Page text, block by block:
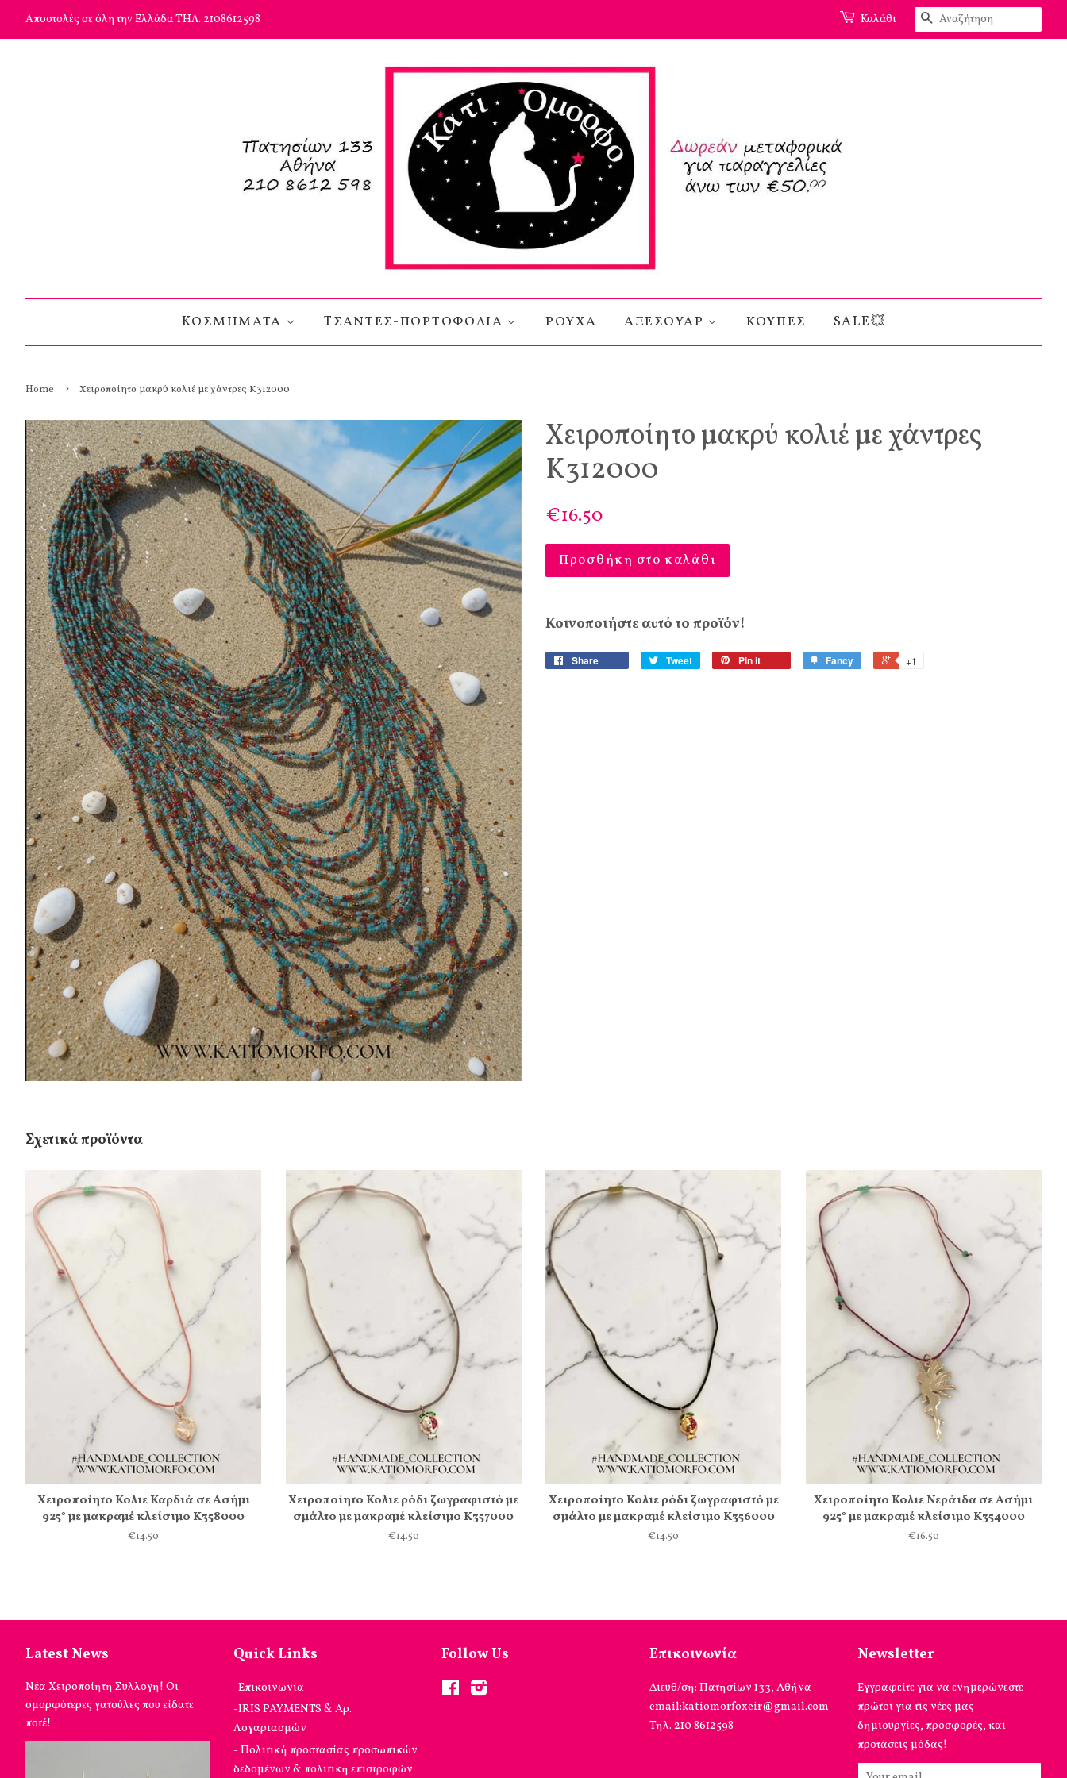
Αποστολές σε όλη την Ελλάδα ΤΗΛ. 2108612598 Καλάθι Αναζήτηση
KΟΣΜΗΜΑΤΑ TΣΑΝΤΕΣ-ΠΟΡΤΟΦΟΛΙΑ ΡΟΥΧΑ ΑΞΕΣΟΥΑΡ ΚΟΥΠΕΣ SALE💥
Home › Χειροποίητο μακρύ κολιέ με χάντρες Κ312000
Χειροποίητο μακρύ κολιέ με χάντρες
Κ312000
€16.50
Προσθήκη στο καλάθι
Κοινοποιήστε αυτό το προϊόν!
Share Tweet Pin it Fancy +1
Σχετικά προϊόντα
Χειροποίητο Κολιε Καρδιά σε Ασήμι
925° με μακραμέ κλείσιμο Κ358000
€14.50
Χειροποίητο Κολιε ρόδι ζωγραφιστό με
σμάλτο με μακραμέ κλείσιμο Κ357000
€14.50
Χειροποίητο Κολιε ρόδι ζωγραφιστό με
σμάλτο με μακραμέ κλείσιμο Κ356000
€14.50
Χειροποίητο Κολιε Νεράιδα σε Ασήμι
925° με μακραμέ κλείσιμο Κ354000
€16.50
Latest News
Νέα Χειροποίητη Συλλογή! Οι
ομορφότερες γατούλες που είδατε
ποτέ!
Quick Links
-Επικοινωνία
-IRIS PAYMENTS & Αρ.
Λογαριασμών
- Πολιτική προστασίας προσωπικών
δεδομένων & πολιτική επιστροφών
Follow Us
Facebook
Επικοινωνία
Διευθ/ση: Πατησίων 133, Αθήνα
email:katiomorfoxeir@gmail.com
Τηλ. 210 8612598
Newsletter
Εγγραφείτε για να ενημερώνεστε
πρώτοι για τις νέες μας
δημιουργίες, προσφορές, και
προτάσεις μόδας!